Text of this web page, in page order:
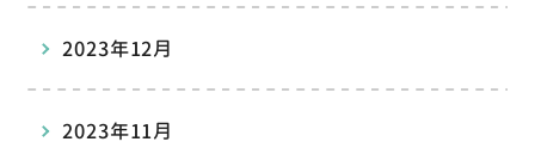
2023年12月
2023年11月